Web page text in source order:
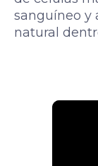
sanguíneo y
natural